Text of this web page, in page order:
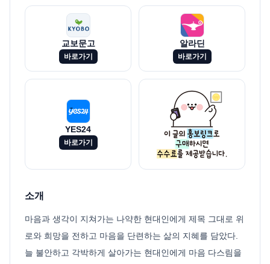
교보문고
바로가기
알라딘
바로가기
YES24
바로가기
소개
마음과 생각이 지쳐가는 나약한 현대인에게 제목 그대로 위
로와 희망을 전하고 마음을 단련하는 삶의 지혜를 담았다.
늘 불안하고 각박하게 살아가는 현대인에게 마음 다스림을